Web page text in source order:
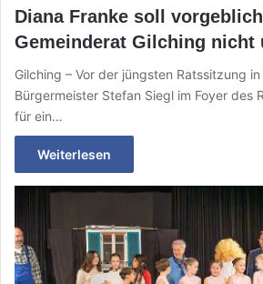
Diana Franke soll
Gemeinderat Gilching nicht
Gilching – Vor der jüngsten Ratssitzung
Bürgermeister Stefan Siegl im Foyer des
für ein…
Weiterlesen